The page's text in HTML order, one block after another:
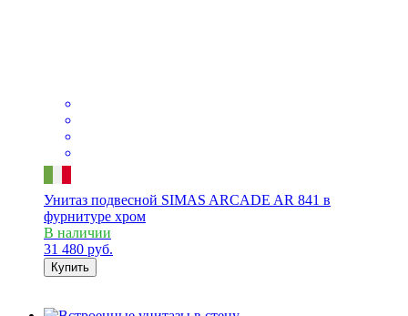
Унитаз подвесной SIMAS ARCADE AR 841 в
фурнитуре хром
В наличии
31 480 руб.
Купить